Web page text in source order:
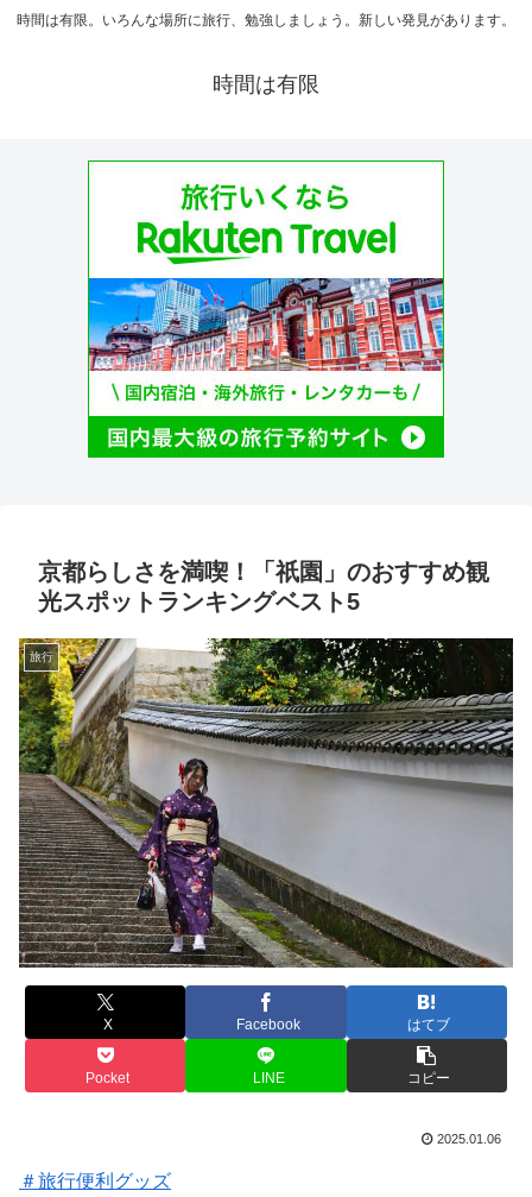
時間は有限。いろんな場所に旅行、勉強しましょう。新しい発見があります。
時間は有限
京都らしさを満喫！「祇園」のおすすめ観
光スポットランキングベスト5
旅行
X Facebook はてブ
Pocket LINE コピー
2025.01.06
＃旅行便利グッズ